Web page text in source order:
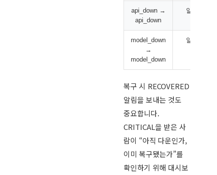
api_down →
api_down
알림 없음
model_down
→
model_down
알림 없음
복구 시 RECOVERED
알림을 보내는 것도
중요합니다.
CRITICAL을 받은 사
람이 “아직 다운인가,
이미 복구됐는가”를
확인하기 위해 대시보